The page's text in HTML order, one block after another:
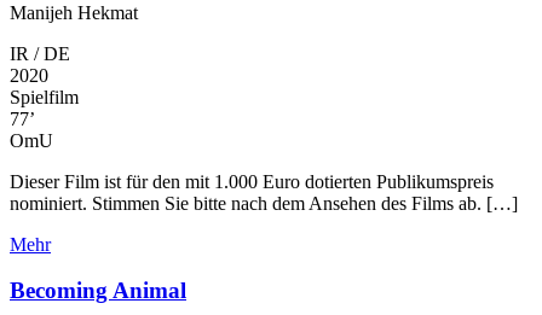
Manijeh Hekmat
IR / DE
2020
Spielfilm
77’
OmU
Dieser Film ist für den mit 1.000 Euro dotierten Publikumspreis
nominiert. Stimmen Sie bitte nach dem Ansehen des Films ab. […]
Mehr
Becoming Animal